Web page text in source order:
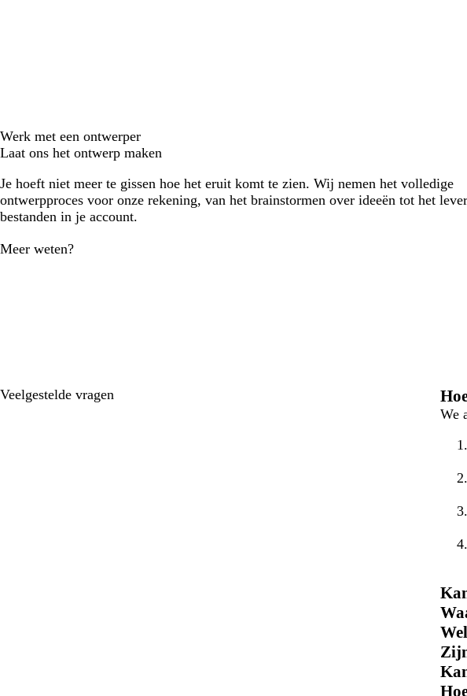
Werk met een ontwerper
Laat ons het ontwerp maken
Je hoeft niet meer te gissen hoe het eruit komt te zien. Wij nemen het volledige
ontwerpproces voor onze rekening, van het brainstormen over ideeën tot het
bestanden in je account.
Meer weten?
Veelgestelde vragen
We